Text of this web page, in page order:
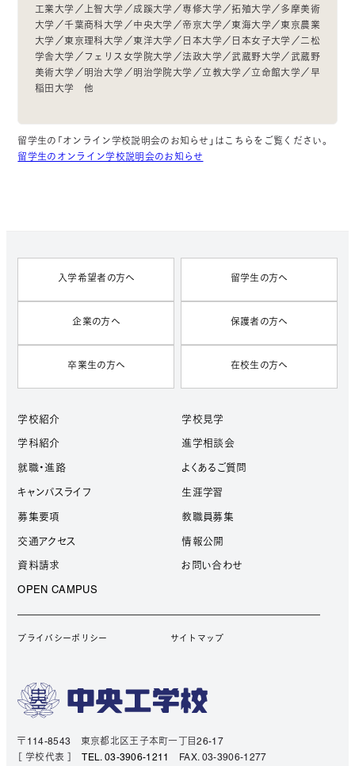
工業大学／上智大学／成蹊大学／専修大学／拓殖大学／多摩美術
大学／千葉商科大学／中央大学／帝京大学／東海大学／東京農業
大学／東京理科大学／東洋大学／日本大学／日本女子大学／二松
学舎大学／フェリス女学院大学／法政大学／武蔵野大学／武蔵野
美術大学／明治大学／明治学院大学／立教大学／立命館大学／早
稲田大学 他
留学生の「オンライン学校説明会のお知らせ」はこちらをご覧ください。
留学生のオンライン学校説明会のお知らせ
入学希望者の方へ 留学生の方へ
企業の方へ 保護者の方へ
卒業生の方へ 在校生の方へ
学校紹介
学科紹介
就職・進路
キャンパスライフ
募集要項
交通アクセス
資料請求
OPEN CAMPUS
学校見学
進学相談会
よくあるご質問
生涯学習
教職員募集
情報公開
お問い合わせ
プライバシーポリシー サイトマップ
〒114-8543 東京都北区王子本町一丁目26-17
［ 学校代表 ］
TEL. 03-3906-1211 FAX. 03-3906-1277